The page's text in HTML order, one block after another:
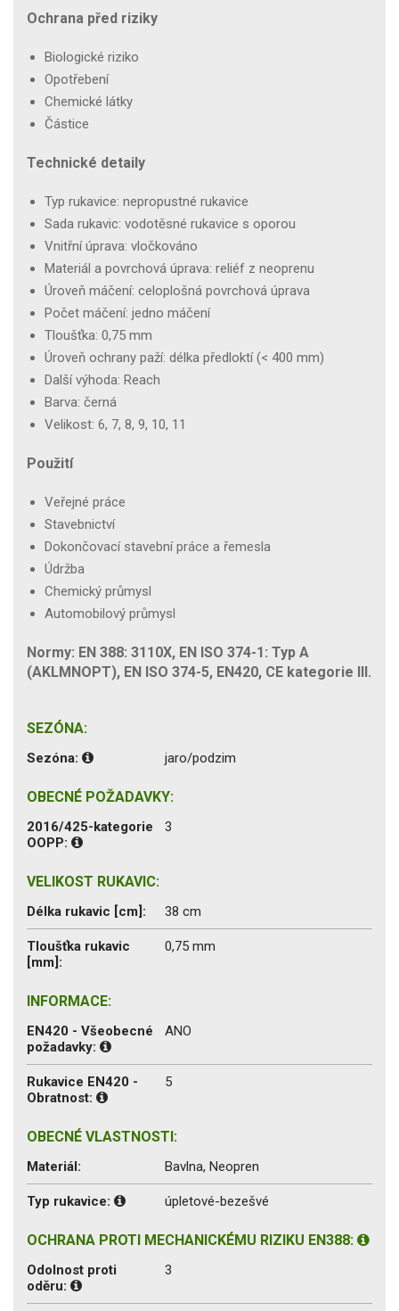
Ochrana před riziky
Biologické riziko
Opotřebení
Chemické látky
Částice
Technické detaily
Typ rukavice: nepropustné rukavice
Sada rukavic: vodotěsné rukavice s oporou
Vnitřní úprava: vločkováno
Materiál a povrchová úprava: reliéf z neoprenu
Úroveň máčení: celoplošná povrchová úprava
Počet máčení: jedno máčení
Tloušťka: 0,75 mm
Úroveň ochrany paží: délka předloktí (< 400 mm)
Další výhoda: Reach
Barva: černá
Velikost: 6, 7, 8, 9, 10, 11
Použití
Veřejné práce
Stavebnictví
Dokončovací stavební práce a řemesla
Údržba
Chemický průmysl
Automobilový průmysl
Normy: EN 388: 3110X, EN ISO 374-1: Typ A
(AKLMNOPT), EN ISO 374-5, EN420, CE kategorie III.
SEZÓNA:
Sezóna: jaro/podzim
OBECNÉ POŽADAVKY:
2016/425-kategorie
OOPP:
3
VELIKOST RUKAVIC:
Délka rukavic [cm]: 38 cm
Tloušťka rukavic
[mm]:
0,75 mm
INFORMACE:
EN420 - Všeobecné
požadavky:
ANO
Rukavice EN420 -
Obratnost:
5
OBECNÉ VLASTNOSTI:
Materiál: Bavlna, Neopren
Typ rukavice: úpletové-bezešvé
OCHRANA PROTI MECHANICKÉMU RIZIKU EN388:
Odolnost proti
oděru:
3